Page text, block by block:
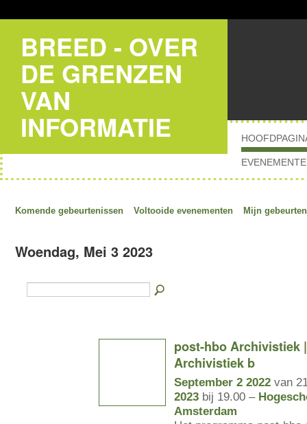
BREED - OVER
DE GRENZEN
VAN
INFORMATIE
Komende gebeurtenissen Voltooide evenementen Mijn
Woendag, Mei 3 2023
post-hbo Archivistiek
Archivistiek b
September 2 2022 van
2023 bij 19.00 –
Amsterdam